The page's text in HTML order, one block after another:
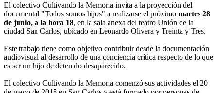
El colectivo Cultivando la Memoria invita a la proyección del
documental "Todos somos hijos" a realizarse el próximo martes 28
de junio, a la hora 18, en la sala anexa del teatro Unión de la
ciudad San Carlos, ubicado en Leonardo Olivera y Treinta y Tres.
Este trabajo tiene como objetivo contribuir desde la documentación
audiovisual al desarrollo de una conciencia crítica respecto de lo que
es ser un hijo de detenido desaparecido.
El colectivo Cultivando la Memoria comenzó sus actividades el 20